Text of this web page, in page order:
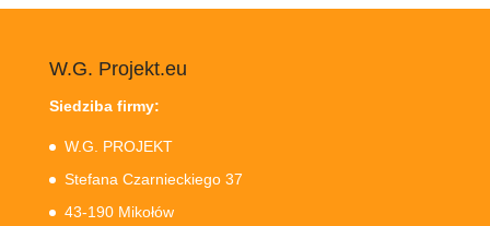
W.G. Projekt.eu
Siedziba firmy:
W.G. PROJEKT
Stefana Czarnieckiego 37
43-190 Mikołów